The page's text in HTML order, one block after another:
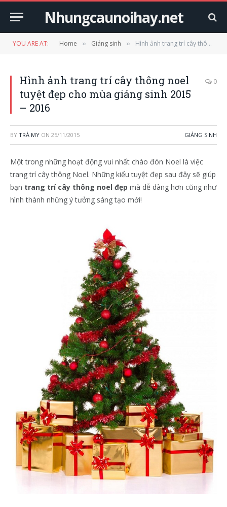
Nhungcaunoihay.net
YOU ARE AT: Home » Giáng sinh » Hình ảnh trang trí cây thông noel tuyệt đẹp cho mùa giáng sinh 2015 – 2016
Hình ảnh trang trí cây thông noel
tuyệt đẹp cho mùa giáng sinh 2015
– 2016
0
BY TRÀ MY ON 25/11/2015 GIÁNG SINH
Một trong những hoạt động vui nhất chào đón Noel là việc
trang trí cây thông Noel. Những kiểu tuyệt đẹp sau đây sẽ giúp
bạn trang trí cây thông noel đẹp mà dễ dàng hơn cũng như
hình thành những ý tưởng sáng tạo mới!